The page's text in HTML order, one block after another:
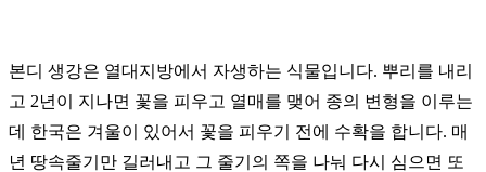
본디 생강은 열대지방에서 자생하는 식물입니다. 뿌리를 내리
고 2년이 지나면 꽃을 피우고 열매를 맺어 종의 변형을 이루는
데 한국은 겨울이 있어서 꽃을 피우기 전에 수확을 합니다. 매
년 땅속줄기만 길러내고 그 줄기의 쪽을 나눠 다시 심으면 또